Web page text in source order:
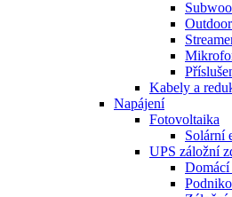
Outdoor
Kabely a
Napájení
Fotovoltaika
Solární
UPS záložní
Domácí